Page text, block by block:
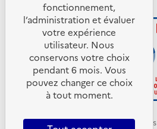
FENÊTRE
© ADEME 2026 - Tous droits réservés
fonctionnement,
l’administration et évaluer
votre expérience
utilisateur. Nous
conservons votre choix
pendant 6 mois. Vous
pouvez changer ce choix
à tout moment.